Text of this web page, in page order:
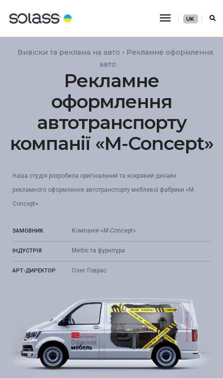
Перемикання
UK
Вивіски та реклама на авто • Рекламне оформлення
авто
Рекламне
оформлення
автотранспорту
компанії «M-Concept»
Наша студія розробила оригінальний та яскравий дизайн
рекламного оформлення автотранспорту меблевої фабрики «M-
Concept».
ЗАМОВНИК Компанія «M-Concept»
ІНДУСТРІЯ Меблі та фурнітура
АРТ-ДИРЕКТОР Олег Говрас